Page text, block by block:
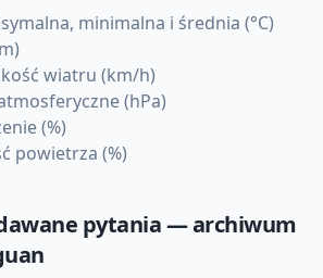
minimalna i średnia (°C)
wiatru (km/h)
(hPa)
(%)
powietrza (%)
pytania — archiwum